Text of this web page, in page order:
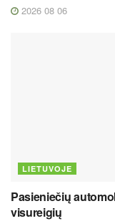
2026 08 06
LIETUVOJE
Pasieniečių
visureigių